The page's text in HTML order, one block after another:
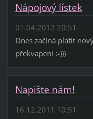
Nápojový lístek
01.04.2012 20:51
Dnes začíná platit
překvapeni :-)))
Napište nám!
16.12.2011 10:51